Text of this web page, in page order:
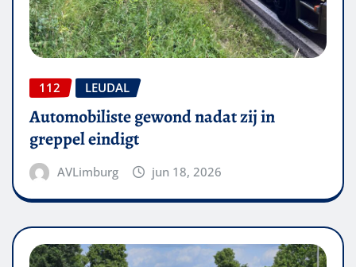
112 LEUDAL
Automobiliste gewond nadat zij in
greppel eindigt
AVLimburg jun 18, 2026